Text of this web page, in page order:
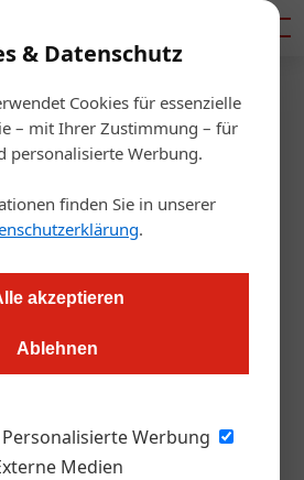
& Datenschutz
Cookies für essenzielle
– mit Ihrer Zustimmung – für
personalisierte Werbung.
finden Sie in unserer
.
akzeptieren
Ablehnen
Personalisierte Werbung
Medien
/Gastro & Hotel
GFG-Kräuter sind für Köche ein
einsatzbereit und bedürfen keiner
Produkt hat nur noch